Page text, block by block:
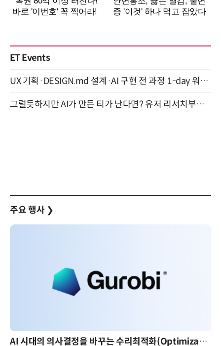
ET Events
UX 기획·DESIGN.md 설계·AI 구현 전 과정 1-day 워크숍 with Claude Code·Codex 9월 15일 개최
그럴듯하지만 AI가 만든 티가 난다면? 유저 리서치부터 배포까지! (9/15)
주요 행사 ❯
AI 시대의 의사결정을 바꾸는 수리최적화(Optimization): 실제 산업 적용 사례와 활용 전략